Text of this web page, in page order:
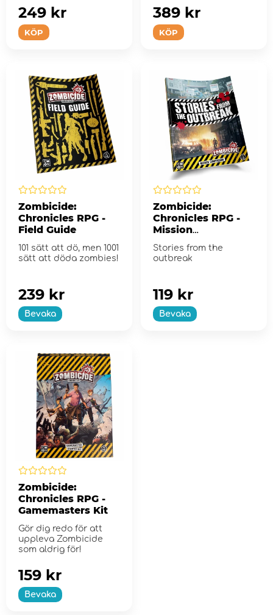
KÖP
249 kr
KÖP
389 kr
Zombicide:
Chronicles RPG -
Field Guide
101 sätt att dö, men 1001
sätt att döda zombies!
Bevaka
239 kr
Zombicide:
Chronicles RPG -
Mission
Stories from the
outbreak
Bevaka
119 kr
Zombicide:
Chronicles RPG -
Gamemasters Kit
Gör dig redo för att
uppleva Zombicide
som aldrig för!
Bevaka
159 kr